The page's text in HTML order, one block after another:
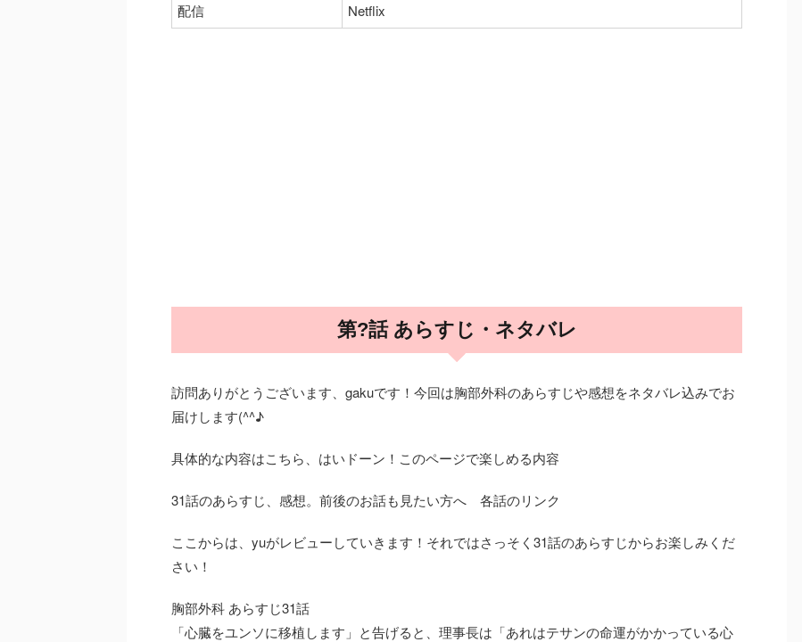
配信
Netflix
第?話 あらすじ・ネタバレ
訪問ありがとうございます、gakuです！今回は胸部外科のあらすじや感想をネタバレ込みでお
届けします(^^♪
具体的な内容はこちら、はいドーン！このページで楽しめる内容
31話のあらすじ、感想。前後のお話も見たい方へ 各話のリンク
ここからは、yuがレビューしていきます！それではさっそく31話のあらすじからお楽しみくだ
さい！
胸部外科 あらすじ31話
「心臓をユンソに移植します」と告げると、理事長は「あれはテサンの命運がかかっている心